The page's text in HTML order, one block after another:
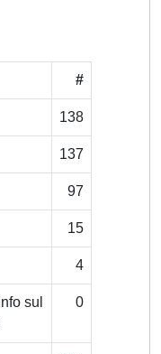
#
138
137
97
15
4
sul
0